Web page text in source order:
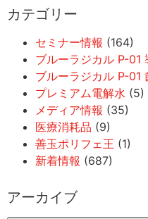
カテゴリー
セミナー情報 (164)
ブルーラジカル P-01
ブルーラジカル P-01
プレミアム電解水 (5)
メディア情報 (35)
医療消耗品 (9)
善玉ポリフェ王 (1)
新着情報 (687)
アーカイブ